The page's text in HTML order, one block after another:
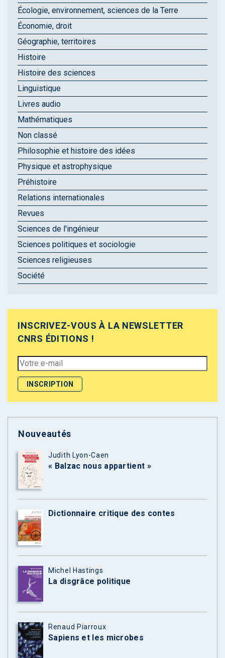
Écologie, environnement, sciences de la Terre
Économie, droit
Géographie, territoires
Histoire
Histoire des sciences
Linguistique
Livres audio
Mathématiques
Non classé
Philosophie et histoire des idées
Physique et astrophysique
Préhistoire
Relations internationales
Revues
Sciences de l'ingénieur
Sciences politiques et sociologie
Sciences religieuses
Société
INSCRIVEZ-VOUS À LA NEWSLETTER
CNRS ÉDITIONS !
Nouveautés
Judith Lyon-Caen
« Balzac nous appartient »
Dictionnaire critique des contes
Michel Hastings
La disgrâce politique
Renaud Piarroux
Sapiens et les microbes